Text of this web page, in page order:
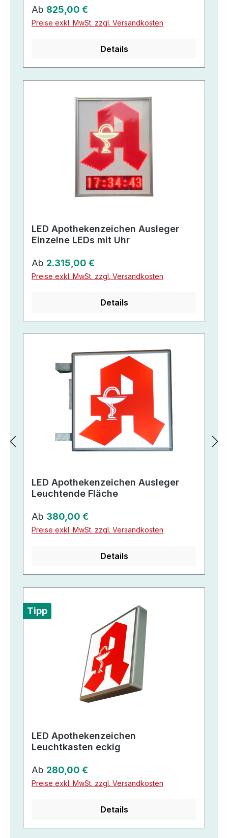
Regulärer Preis:
Ab 825,00 €
Preise exkl. MwSt. zzgl. Versandkosten
Details
LED Apothekenzeichen Ausleger
Einzelne LEDs mit Uhr
Regulärer Preis:
Ab 2.315,00 €
Preise exkl. MwSt. zzgl. Versandkosten
Details
LED Apothekenzeichen Ausleger
Leuchtende Fläche
Regulärer Preis:
Ab 380,00 €
Preise exkl. MwSt. zzgl. Versandkosten
Details
Tipp
LED Apothekenzeichen
Leuchtkasten eckig
Regulärer Preis:
Ab 280,00 €
Preise exkl. MwSt. zzgl. Versandkosten
Details